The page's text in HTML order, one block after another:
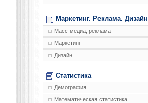
Маркетинг. Реклама. Дизайн
Масс-медиа, реклама
Маркетинг
Дизайн
Статистика
Демография
Математическая статистика